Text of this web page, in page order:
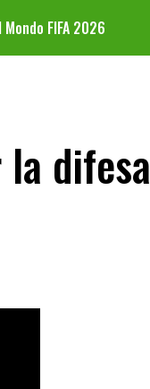
FIFA 2026
difesa